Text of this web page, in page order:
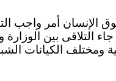
أمر واجب
التلاقى بين
ومختلف الكيانات